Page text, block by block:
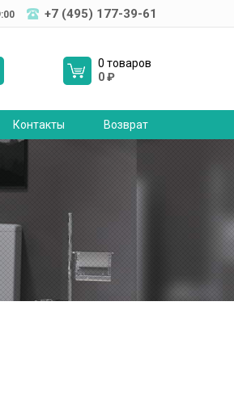
+7 (495) 177-39-61
0 товаров
0₽
Контакты Возврат